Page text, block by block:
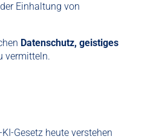
Einhaltung von
Datenschutz, geistiges
vermitteln.
Gesetz heute verstehen